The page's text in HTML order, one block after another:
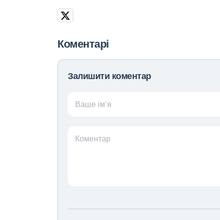
Коментарі
Залишити коментар
Ваше ім’я
Коментар